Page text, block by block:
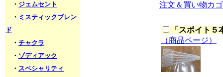
・ ジェムセント
・ ミスティックブレン
ド
・ チャクラ
・ ゾディアック
・ スペシャリティ
注文＆買い物カ
「 スポイト５
（商品ページ）